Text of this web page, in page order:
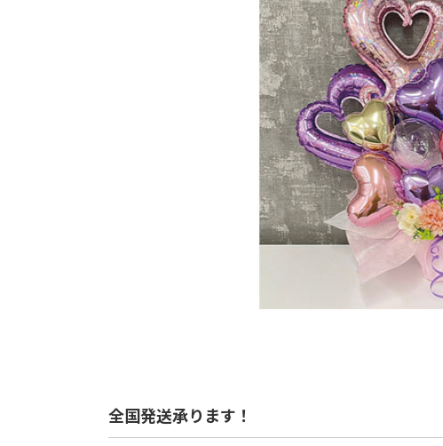
全国発送承ります！